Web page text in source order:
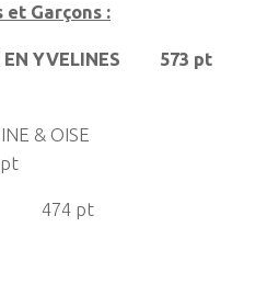
Garçons :
YVELINES 573 pt
& OISE
474 pt